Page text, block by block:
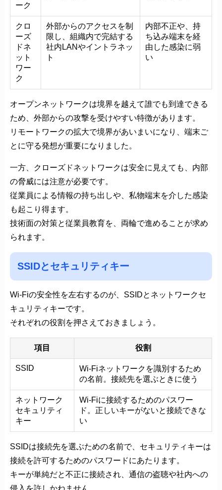
ーク
クロ
ーズ
ドネ
ット
ワー
ク
外部からのアクセスを制
限し、組織内で完結する
社内LANやイントラネッ
ト
内部不正や、持
ち込み端末を経
由した感染に弱
い
オープンネットワークは境界を越えて誰でも到達できる
ため、外部からの攻撃を受けやすい特徴があります。
リモートワークの拡大で境界があいまいになり、端末ご
とに守る発想が重要になりました。
一方、クローズドネットワークは安全に見えても、内部
の脅威には注意が必要です。
従業員による情報の持ち出しや、私物端末を介した感染
も起こり得ます。
技術面の対策と従業員教育を、両輪で進めることが求め
られます。
SSIDとセキュリティキー
Wi-Fiの安全性を左右するのが、SSIDとネットワークセ
キュリティキーです。
それぞれの役割を押さえておきましょう。
項目 役割
SSID
Wi-Fiネットワークを識別するため
の名前。接続先を選ぶときに使う
ネットワーク
セキュリティ
キー
Wi-Fiに接続するためのパスワー
ド。正しいキーがないと接続できな
い
SSIDは接続先を選ぶための名前で、セキュリティキーは
接続を許可するためのパスワードにあたります。
キーが単純だと不正に接続され、通信の盗聴や社内への
侵入を許しかねません。